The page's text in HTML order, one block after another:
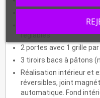
Structure frigorifique
réglables
2 portes avec 1 grille
3 tiroirs bacs à pâtons
Réalisation intérieur et
réversibles, joint
automatique. Fond